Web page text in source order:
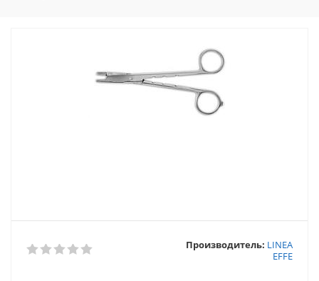
Производитель: LINEA
EFFE